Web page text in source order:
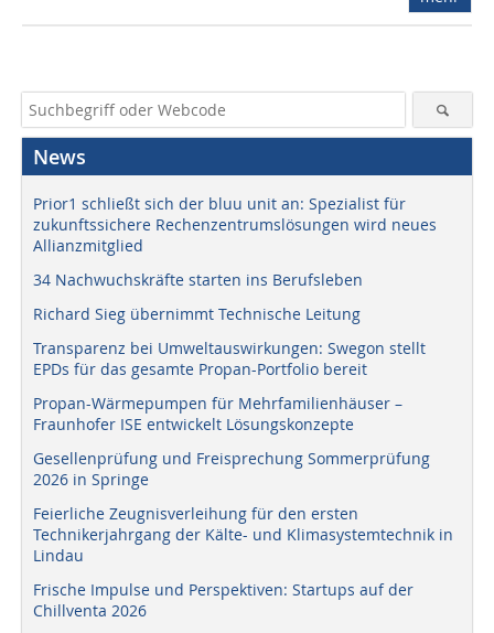
News
Prior1 schließt sich der bluu unit an: Spezialist für
zukunftssichere Rechenzentrumslösungen wird neues
Allianzmitglied
34 Nachwuchskräfte starten ins Berufsleben
Richard Sieg übernimmt Technische Leitung
Transparenz bei Umweltauswirkungen: Swegon stellt
EPDs für das gesamte Propan-Portfolio bereit
Propan-Wärmepumpen für Mehrfamilienhäuser –
Fraunhofer ISE entwickelt Lösungskonzepte
Gesellenprüfung und Freisprechung Sommerprüfung
2026 in Springe
Feierliche Zeugnisverleihung für den ersten
Technikerjahrgang der Kälte- und Klimasystemtechnik in
Lindau
Frische Impulse und Perspektiven: Startups auf der
Chillventa 2026